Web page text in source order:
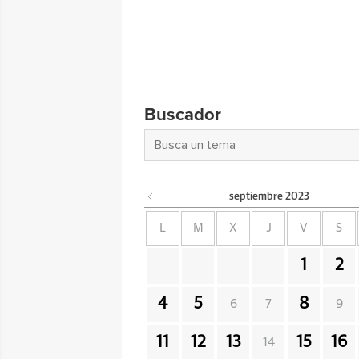
Buscador
septiembre 2023
L M X J V S
1 2
4 5 6 7 8 9
11 12 13 14 15 16